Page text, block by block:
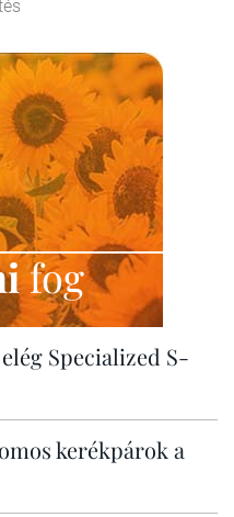
fog
Specialized S-
kerékpárok a